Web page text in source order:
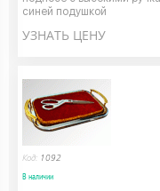
синей подушкой
УЗНАТЬ ЦЕНУ
Код: 1092
В наличии